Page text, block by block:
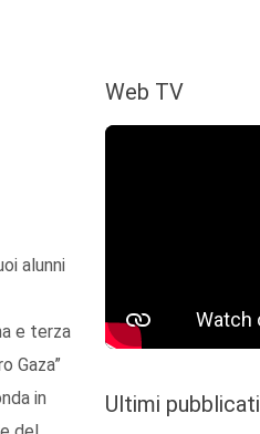
alunni
e terza
Gaza”
in
Web TV
Ultimi pubblicati